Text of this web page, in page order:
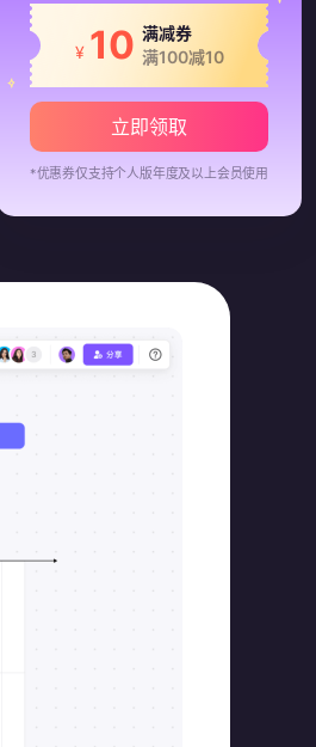
¥ 10 满减券
满100减10
立即领取
*优惠券仅支持个人版年度及以上会员使用